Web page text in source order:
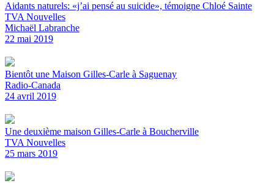
Aidants naturels: «j’ai pensé au suicide», témoigne Chloé Sainte
TVA Nouvelles
Michaël Labranche
22 mai 2019
Bientôt une Maison Gilles-Carle à Saguenay
Radio-Canada
24 avril 2019
Une deuxième maison Gilles-Carle à Boucherville
TVA Nouvelles
25 mars 2019